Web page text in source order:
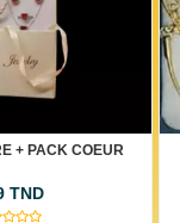
COEUR
TND
(0)